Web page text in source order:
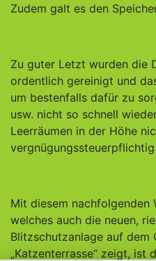
Zudem galt es den
Zu guter Letzt wurden die
ordentlich gereinigt und
um bestenfalls dafür zu
usw. nicht so schnell
Leerräumen in der Höhe
Mit diesem nachfolgenden
welches auch die neuen,
Blitzschutzanlage auf dem
„Katzenterrasse“ zeigt, ist